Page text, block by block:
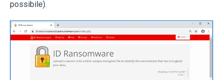
possibile).